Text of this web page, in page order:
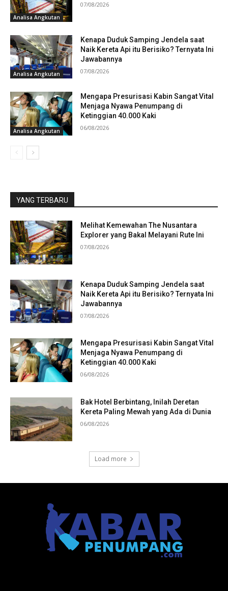
Analisa Angkutan
07/08/2026
Analisa Angkutan
Kenapa Duduk Samping Jendela saat
Naik Kereta Api itu Berisiko? Ternyata Ini
Jawabannya
07/08/2026
Analisa Angkutan
Mengapa Presurisasi Kabin Sangat Vital
Menjaga Nyawa Penumpang di
Ketinggian 40.000 Kaki
06/08/2026
YANG TERBARU
Melihat Kemewahan The Nusantara
Explorer yang Bakal Melayani Rute Ini
07/08/2026
Kenapa Duduk Samping Jendela saat
Naik Kereta Api itu Berisiko? Ternyata Ini
Jawabannya
07/08/2026
Mengapa Presurisasi Kabin Sangat Vital
Menjaga Nyawa Penumpang di
Ketinggian 40.000 Kaki
06/08/2026
Bak Hotel Berbintang, Inilah Deretan
Kereta Paling Mewah yang Ada di Dunia
06/08/2026
Load more